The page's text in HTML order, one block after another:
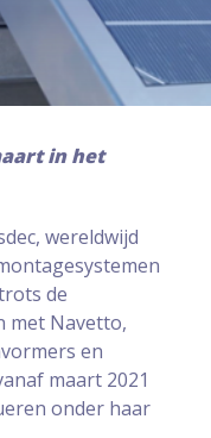
in het
wereldwijd
de
met Navetto,
en
maart 2021
onder haar